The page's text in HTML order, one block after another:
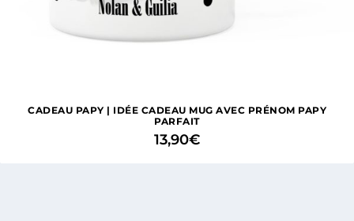
CADEAU PAPY | IDÉE CADEAU MUG AVEC PRÉNOM PAPY
PARFAIT
13,90€